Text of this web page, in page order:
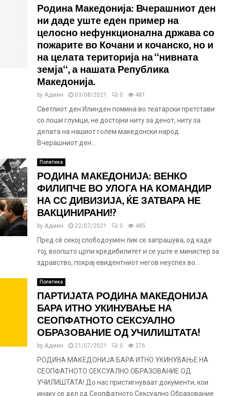
Родина Македонија: Вчерашниот ден
ни даде уште еден пример на
целосно нефункционална држава со
пожарите во Кочани и кочанско, но и
на целата територија на ‘‘нивната
земја‘‘, а нашата Република
Македонија.
by Админ 03/08/2021 0 481
Светлиот ден Илинден помина во театарски претстави
со лоши глумци, не достојни ниту за денот, ниту за
делата на нашиот голем македонски народ.
Вчерашниот ден...
Политика
РОДИНА МАКЕДОНИЈА: ВЕНКО
ФИЛИПЧЕ ВО УЛОГА НА КОМАНДИР
НА СС ДИВИЗИЈА, ЌЕ ЗАТВАРА НЕ
ВАКЦИНИРАНИ!?
by Админ 22/07/2021 0 485
Пред сѐ секој слободоумен лик се запрашува, од каде
тој, воопшто црпи кредибилитет и се уште е министер за
здравство, покрај евидентниот негов неуспех во...
Политика
ПАРТИЈАТА РОДИНА МАКЕДОНИЈА
БАРА ИТНО УКИНУВАЊЕ НА
СЕОПФАТНОТО СЕКСУАЛНО
ОБРАЗОВАНИЕ ОД УЧИЛИШТАТА!
by Админ 21/07/2021 0 276
РОДИНА МАКЕДОНИЈА БАРА ИТНО УКИНУВАЊЕ НА
СЕОПФАТНОТО СЕКСУАЛНО ОБРАЗОВАНИЕ ОД
УЧИЛИШТАТА! До нас пристигнуваат документи, кои
инаку се дел од Сеопфатното Сексуално Образование